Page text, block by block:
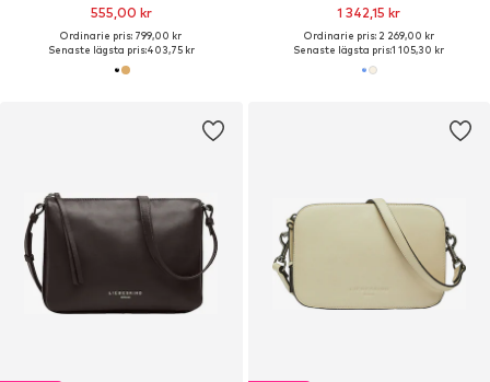
555,00 kr
Ordinarie pris: 799,00 kr
Senaste lägsta pris:403,75 kr
1 342,15 kr
Ordinarie pris: 2 269,00 kr
Senaste lägsta pris:1 105,30 kr